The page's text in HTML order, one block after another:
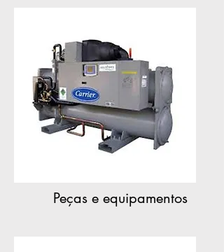
Peças e equipamentos